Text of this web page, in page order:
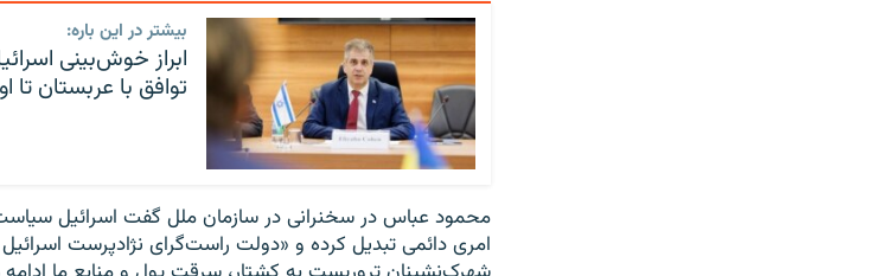
بیشتر در این باره:
ابراز خوش‌بینی
توافق با عربستان تا
محمود عباس در سخنرانی در سازمان ملل گفت اسرائیل سیاست
امری دائمی تبدیل کرده و «دولت راست‌گرای نژادپرست